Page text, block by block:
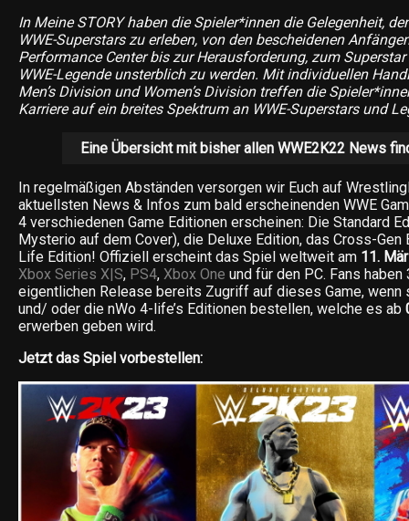
In Meine STORY haben die Spieler*innen die Gelegenheit,
WWE-Superstars zu erleben, von den bescheidenen
Performance Center bis zur Herausforderung, zum
WWE-Legende unsterblich zu werden. Mit individuellen
Men’s Division und Women’s Division treffen die
Karriere auf ein breites Spektrum an WWE-Superstars und
Eine Übersicht mit bisher allen WWE2K22 News
In regelmäßigen Abständen versorgen wir Euch auf
aktuellsten News & Infos zum bald erscheinenden WWE
4 verschiedenen Game Editionen erscheinen: Die Standard
Mysterio auf dem Cover), die Deluxe Edition, das Cross-Gen
Life Edition! Offiziell erscheint das Spiel weltweit am 11.
Xbox Series X|S, PS4, Xbox One und für den PC. Fans haben
eigentlichen Release bereits Zugriff auf dieses Game, wenn
und/ oder die nWo 4-life’s Editionen bestellen, welche es ab
erwerben geben wird.
Jetzt das Spiel vorbestellen: